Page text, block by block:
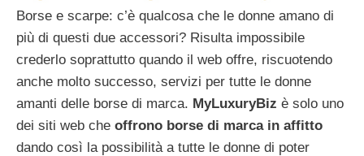
Borse e scarpe: c’è qualcosa che le donne amano di
più di questi due accessori? Risulta impossibile
crederlo soprattutto quando il web offre, riscuotendo
anche molto successo, servizi per tutte le donne
amanti delle borse di marca. MyLuxuryBiz è solo uno
dei siti web che offrono borse di marca in affitto
dando così la possibilità a tutte le donne di poter